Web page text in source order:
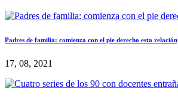
Padres de familia: comienza con el pie derecho esta relación
17, 08, 2021